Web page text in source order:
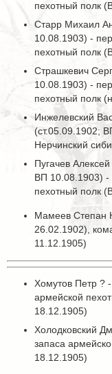
пехотный полк
Старр Михаил
10.08.1903) -
пехотный полк
Страшкевич
10.08.1903) -
пехотный полк
Инжелевский
(ст.05.09.1902;
Нерчинский
Пугачев
ВП 10.08.1903) -
пехотный полк
Мамеев Степан
26.02.1902),
11.12.1905)
Хомутов Петр ?
армейской
18.12.1905)
Холодковский
запаса
18.12.1905)